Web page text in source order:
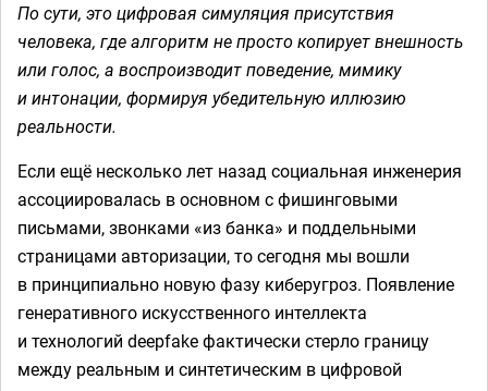
По сути, это цифровая симуляция присутствия
человека, где алгоритм не просто копирует внешность
или голос, а воспроизводит поведение, мимику
и интонации, формируя убедительную иллюзию
реальности.
Если ещё несколько лет назад социальная инженерия
ассоциировалась в основном с фишинговыми
письмами, звонками «из банка» и поддельными
страницами авторизации, то сегодня мы вошли
в принципиально новую фазу киберугроз. Появление
генеративного искусственного интеллекта
и технологий deepfake фактически стерло границу
между реальным и синтетическим в цифровой